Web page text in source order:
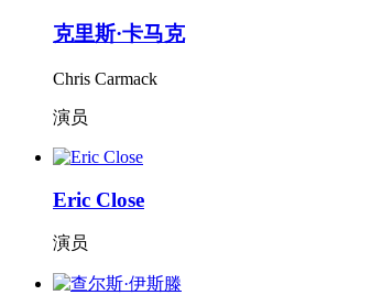
克里斯·卡马克
Chris Carmack
演员
Eric Close
演员